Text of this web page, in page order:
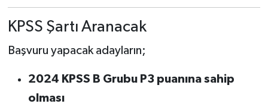
KPSS Şartı Aranacak
Başvuru yapacak adayların;
2024 KPSS B Grubu P3 puanına sahip
olması